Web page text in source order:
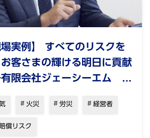
場実例】 すべてのリスクを
客さまの輝ける明日に貢献
限会社ジェーシーエム 水
火災 労災 経営者
償リスク